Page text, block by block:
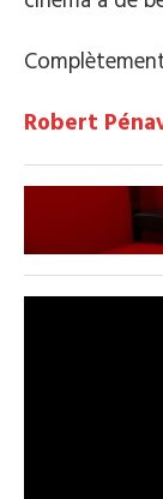
Robert